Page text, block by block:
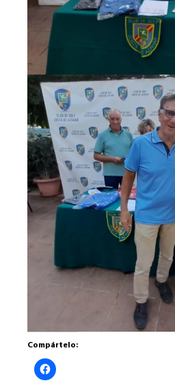
Compártelo:
Haz
clic